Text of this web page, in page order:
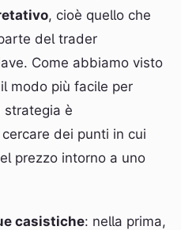
, cioè quello che
del trader
Come abbiamo visto
modo più facile per
strategia è
dei punti in cui
prezzo intorno a uno
casistiche: nella prima,